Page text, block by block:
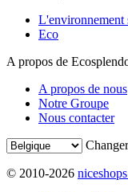
L'environnement
Eco
A propos de
A propos de nous
Notre Groupe
Nous contacter
© 2010-2026